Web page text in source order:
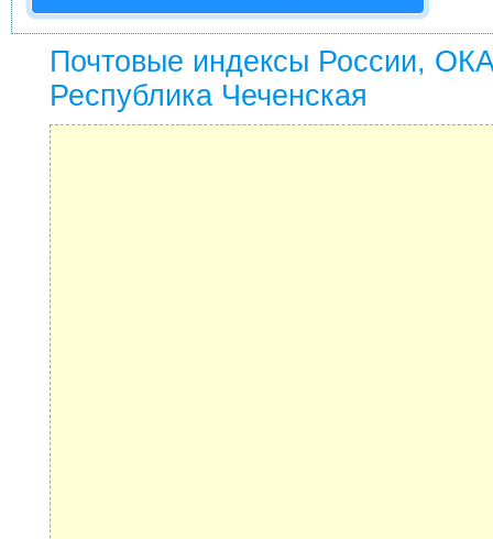
Почтовые индексы России,
Республика Чеченская